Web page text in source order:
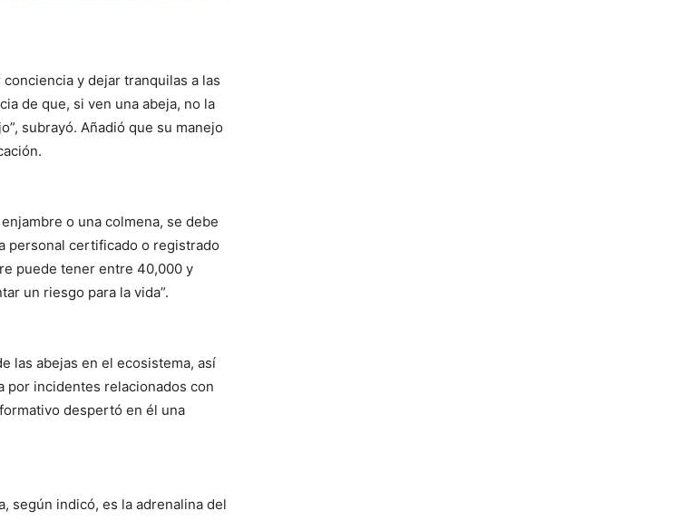
y dejar tranquilas a las
de que, si ven una abeja, no la
subrayó. Añadió que su manejo
o una colmena, se debe
personal certificado o registrado
puede tener entre 40,000 y
un riesgo para la vida”.
las abejas en el ecosistema, así
por incidentes relacionados con
despertó en él una
según indicó, es la adrenalina del